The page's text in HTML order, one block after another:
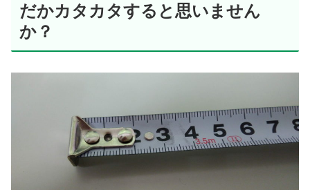
だかカタカタすると思いません
か？